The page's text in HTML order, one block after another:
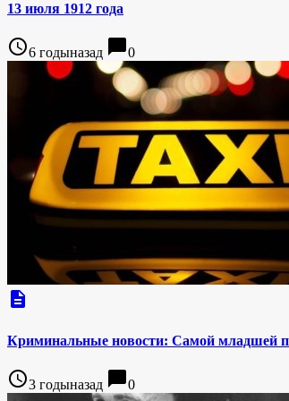
13 июля 1912 года
access_time6 годыназад chat_bubble0
description
Криминальные новости: Самой младшей
access_time3 годыназад chat_bubble0